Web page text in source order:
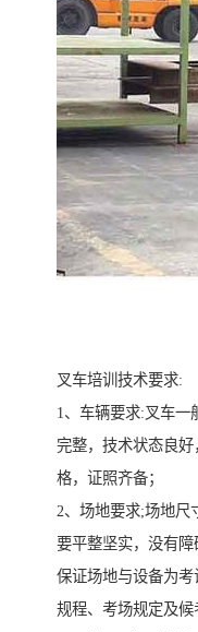
叉车培训技术要求:
1、车辆要求:叉车一
完整，技术状态良
格，证照齐备；
2、场地要求;场地尺
要平整坚实，没有障
保证场地与设备为
规程、考场规定及候